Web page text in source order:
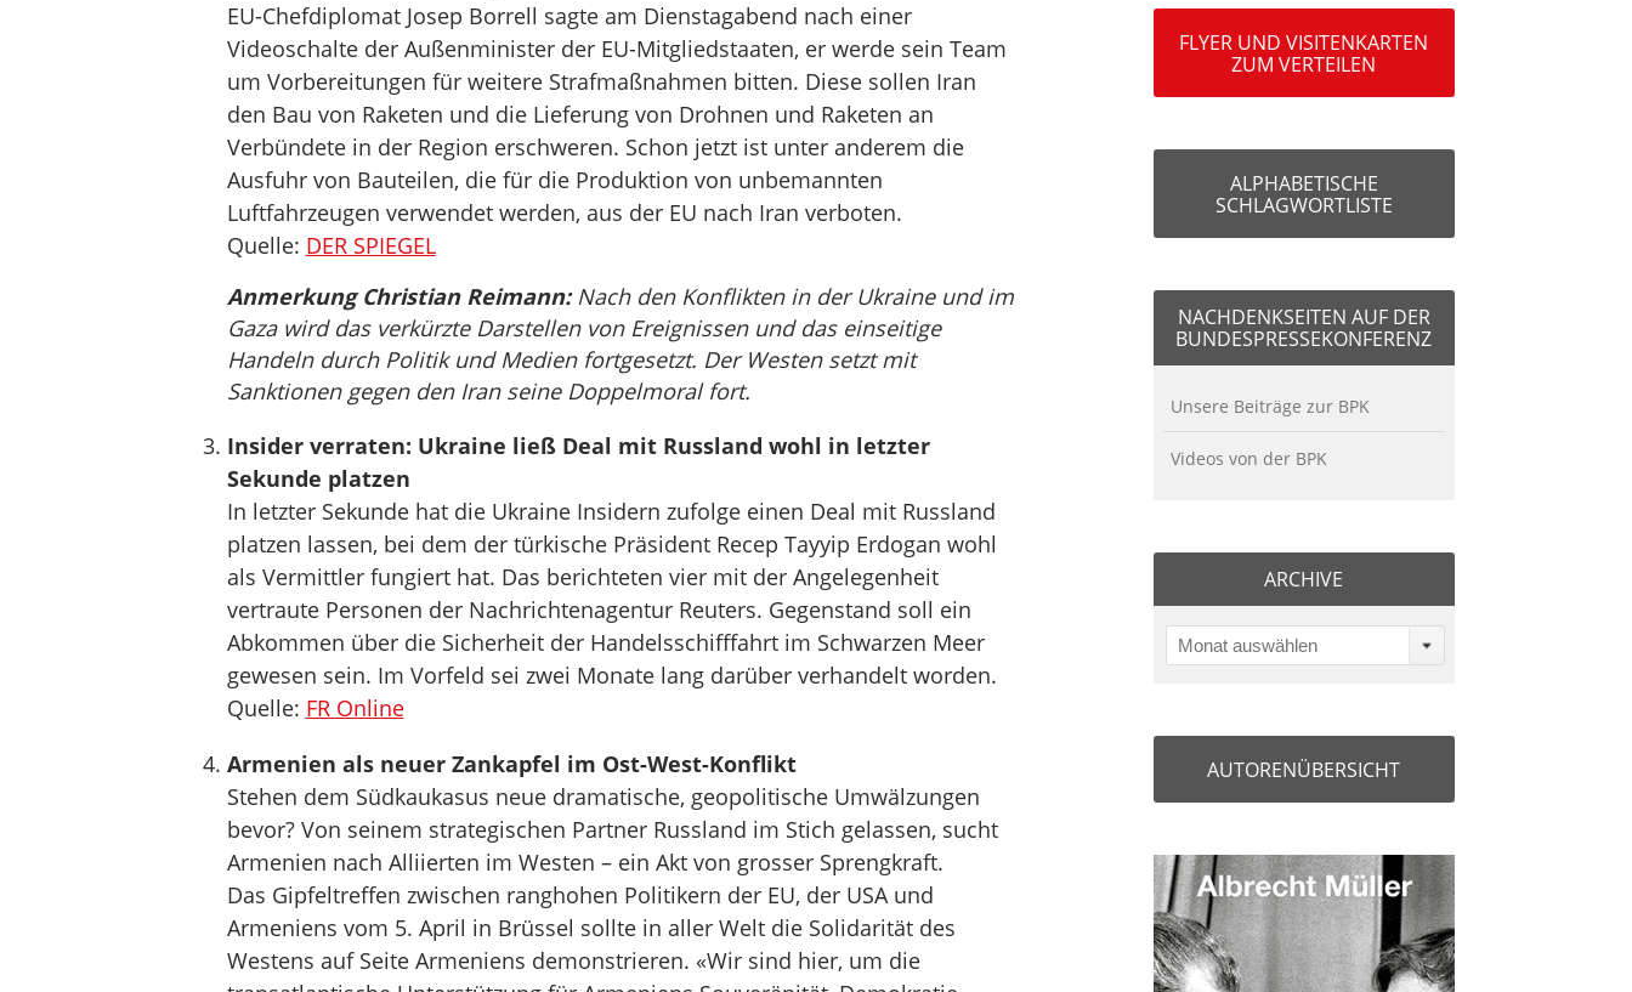
EU-Chefdiplomat Josep Borrell sagte am Dienstagabend nach einer
Videoschalte der Außenminister der EU-Mitgliedstaaten, er werde sein Team
um Vorbereitungen für weitere Strafmaßnahmen bitten. Diese sollen Iran
den Bau von Raketen und die Lieferung von Drohnen und Raketen an
Verbündete in der Region erschweren. Schon jetzt ist unter anderem die
Ausfuhr von Bauteilen, die für die Produktion von unbemannten
Luftfahrzeugen verwendet werden, aus der EU nach Iran verboten.
Quelle: DER SPIEGEL
Anmerkung Christian Reimann:Nach den Konflikten in der Ukraine und im
Gaza wird das verkürzte Darstellen von Ereignissen und das einseitige
Handeln durch Politik und Medien fortgesetzt. Der Westen setzt mit
Sanktionen gegen den Iran seine Doppelmoral fort.
Insider verraten: Ukraine ließ Deal mit Russland wohl in letzter
Sekunde platzen
In letzter Sekunde hat die Ukraine Insidern zufolge einen Deal mit Russland
platzen lassen, bei dem der türkische Präsident Recep Tayyip Erdogan wohl
als Vermittler fungiert hat. Das berichteten vier mit der Angelegenheit
vertraute Personen der Nachrichtenagentur Reuters. Gegenstand soll ein
Abkommen über die Sicherheit der Handelsschifffahrt im Schwarzen Meer
gewesen sein. Im Vorfeld sei zwei Monate lang darüber verhandelt worden.
Quelle: FR Online
Armenien als neuer Zankapfel im Ost-West-Konflikt
Stehen dem Südkaukasus neue dramatische, geopolitische Umwälzungen
bevor? Von seinem strategischen Partner Russland im Stich gelassen, sucht
Armenien nach Alliierten im Westen – ein Akt von grosser Sprengkraft.
Das Gipfeltreffen zwischen ranghohen Politikern der EU, der USA und
Armeniens vom 5. April in Brüssel sollte in aller Welt die Solidarität des
Westens auf Seite Armeniens demonstrieren. «Wir sind hier, um die
FLYER UND VISITENKARTEN
ZUM VERTEILEN
ALPHABETISCHE
SCHLAGWORTLISTE
NACHDENKSEITEN AUF DER
BUNDESPRESSEKONFERENZ
Unsere Beiträge zur BPK
Videos von der BPK
ARCHIVE
Monat auswählen
AUTORENÜBERSICHT